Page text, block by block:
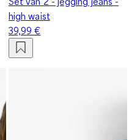
high waist
39,99 €